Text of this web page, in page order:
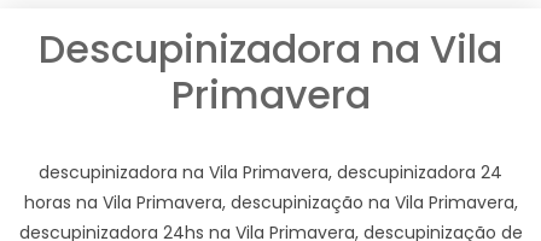
Descupinizadora na Vila
Primavera
descupinizadora na Vila Primavera, descupinizadora 24
horas na Vila Primavera, descupinização na Vila Primavera,
descupinizadora 24hs na Vila Primavera, descupinização de